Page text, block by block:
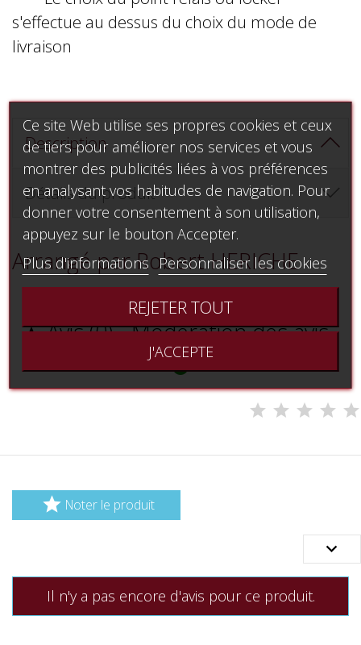
s'effectue au dessus du choix du mode de
livraison
Description
Détails du produit
Arrangé par Robert HERICHE
Avis (0) - Modération des avis

 Noter le produit

Il n'y a pas encore d'avis pour ce produit.
Ce site Web utilise ses propres cookies et ceux
de tiers pour améliorer nos services et vous
montrer des publicités liées à vos préférences
en analysant vos habitudes de navigation. Pour
donner votre consentement à son utilisation,
appuyez sur le bouton Accepter.
Plus d'informations Personnaliser les cookies
REJETER TOUT
J'ACCEPTE